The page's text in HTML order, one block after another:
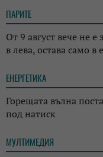
ПАРИТЕ
От 9 август вече не
в лева, остава само в
ЕНЕРГЕТИКА
Горещата вълна
под натиск
МУЛТИМЕДИЯ